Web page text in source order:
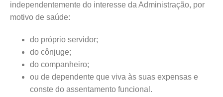
independentemente do interesse da Administração, por
motivo de saúde:
do próprio servidor;
do cônjuge;
do companheiro;
ou de dependente que viva às suas expensas e
conste do assentamento funcional.